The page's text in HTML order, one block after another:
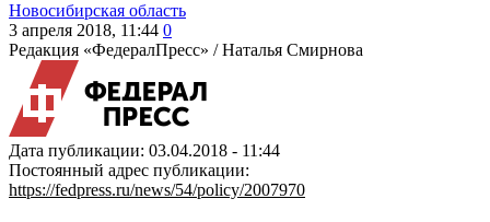
Новосибирская область
3 апреля 2018, 11:44 0
Редакция «ФедералПресс» /Наталья Смирнова
Дата публикации: 03.04.2018 - 11:44
Постоянный адрес публикации:
https://fedpress.ru/news/54/policy/2007970